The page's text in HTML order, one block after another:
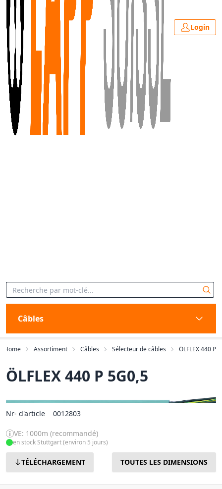
Login
Câbles
Home Assortiment Câbles Sélecteur de câbles ÖLFLEX 440 P
ÖLFLEX 440 P 5G0,5
Nr- d'article 0012803
VE: 1000m (recommandé)
en stock Stuttgart (environ 5 jours)
TÉLÉCHARGEMENT TOUTES LES DIMENSIONS